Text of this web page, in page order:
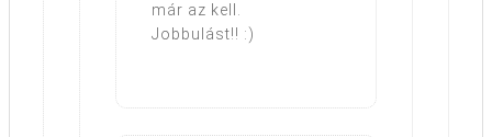
már az kell.
Jobbulást!! :)